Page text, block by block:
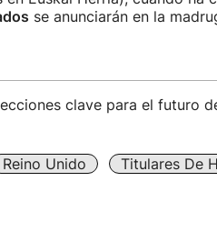
se anunciarán en la
clave para el futuro
Reino Unido Titulares De